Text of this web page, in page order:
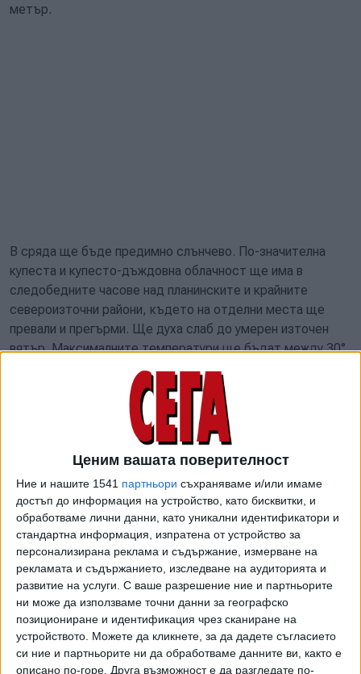
Ценим вашата поверителност
Ние и нашите 1541 партньори съхраняваме и/или имаме
достъп до информация на устройство, като бисквитки, и
обработваме лични данни, като уникални идентификатори и
стандартна информация, изпратена от устройство за
персонализирана реклама и съдържание, измерване на
рекламата и съдържанието, изследване на аудиторията и
развитие на услуги. С ваше разрешение ние и партньорите
ни може да използваме точни данни за географско
позициониране и идентификация чрез сканиране на
устройството. Можете да кликнете, за да дадете съгласието
си ние и партньорите ни да обработваме данните ви, както е
описано по-горе. Друга възможност е да разгледате по-
метър.
В сряда ще бъде предимно слънчево. По-значителна
купеста и купесто-дъждовна облачност ще има в
следобедните часове над планинските и крайните
североизточни райони, където на отделни места ще
превали и прегърми. Ще духа слаб до умерен източен
вятър. Максималните температури ще бъдат между 30°
и 35°, в крайните североизточни райони и по
Черноморието – между 23° и 29°, за София – около 30°.
Атмосферното налягане е малко по-високо от средното
По Черноморието в сутрешните часове на места ще има
намалена видимост. През деня ще бъде предимно
слънчево. Ще духа слаб и умерен вятър от изток-
югоизток. Максималните температури ще бъдат между
23° и 26°. Температурата на морската вода е 22°-23°.
Вълнението на морето ще бъде около 2 бала.
В четвъртък преди обяд ще бъде слънчево. Около и
след обяд над западната половина от страната, а
привечер и до полунощ и над североизточните райони,
ще се развива купеста и купесто-дъждовна облачност.
На много места там ще има краткотрайни валежи и